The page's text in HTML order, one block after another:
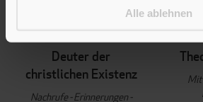
Alle ablehnen
Deuter der
christlichen Existenz
Nachrufe - Erinnerungen -
Mit